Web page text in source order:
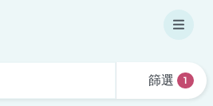
篩選 1